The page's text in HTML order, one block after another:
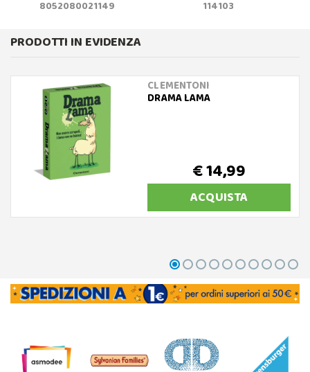
8052080021149 114103
PRODOTTI IN EVIDENZA
CLEMENTONI
DRAMA LAMA
€ 14,99
ACQUISTA